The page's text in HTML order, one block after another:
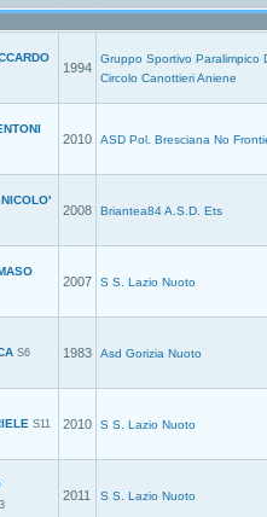
1994
Gruppo Sportivo Paralimpico
Circolo Canottieri Aniene
2010 ASD Pol. Bresciana No
2008 Briantea84 A.S.D. Ets
2007 S S. Lazio Nuoto
S6 1983 Asd Gorizia Nuoto
S11 2010 S S. Lazio Nuoto
2011 S S. Lazio Nuoto